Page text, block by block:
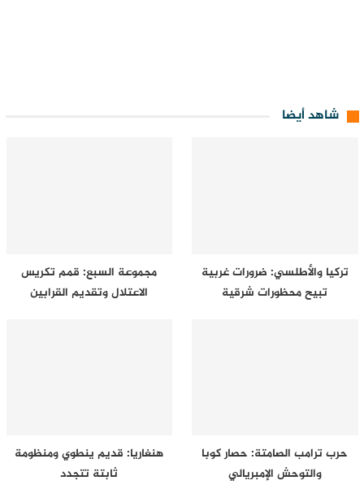
شاهد أيضا
تركيا والأطلسي: ضرورات غربية
تبيح محظورات شرقية
مجموعة السبع: قمم تكريس
الاعتلال وتقديم القرابين
حرب ترامب الصامتة: حصار كوبا
والتوحش الإمبريالي
هنغاريا: قديم ينطوي ومنظومة
ثابتة تتجدد